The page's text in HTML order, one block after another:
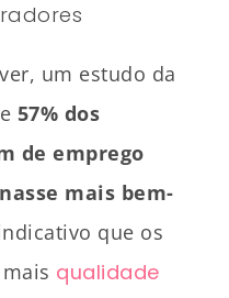
um estudo da
57% dos
de emprego
mais bem-
que os
qualidade